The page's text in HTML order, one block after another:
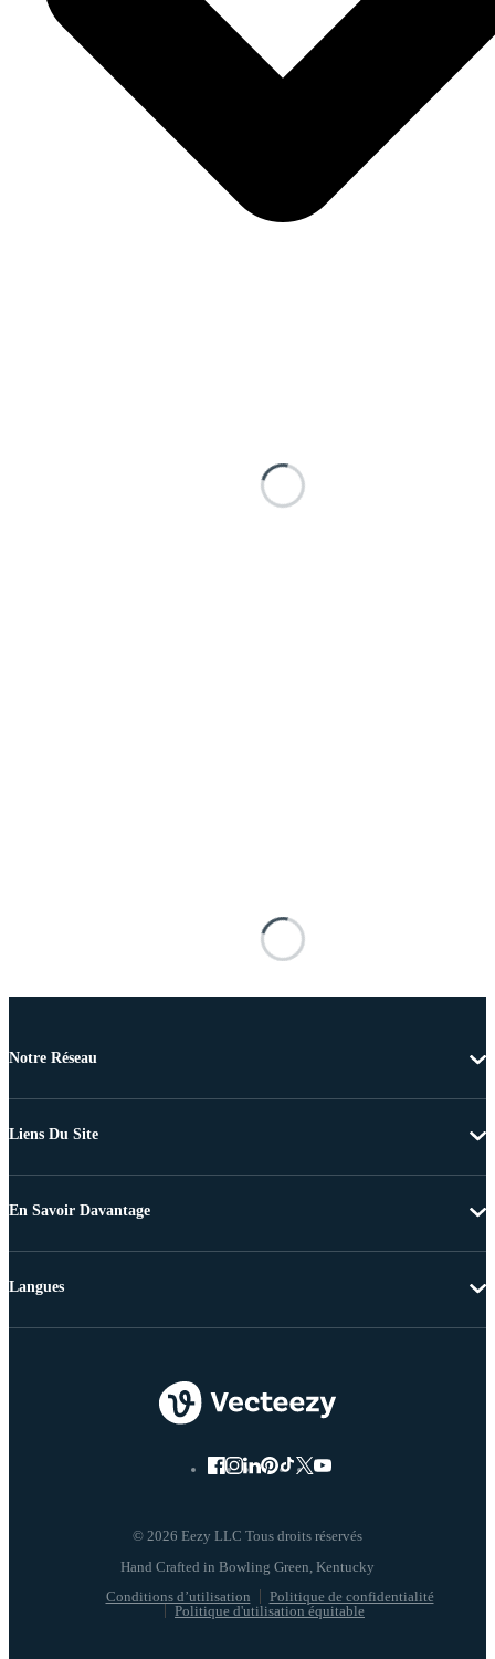
Notre Réseau
Liens Du Site
En Savoir Davantage
© 2026 Eezy LLC Tous droits réservés
Conditions d’utilisation
Politique de confidentialité
Politique d'utilisation équitable
Langues